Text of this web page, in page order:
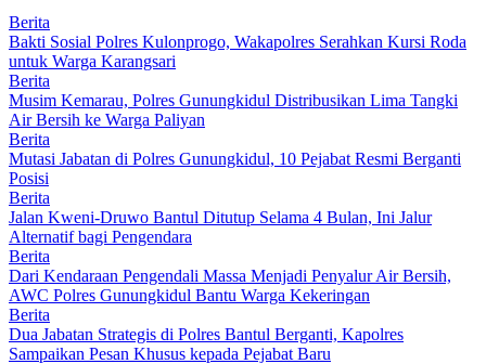
Berita
Bakti Sosial Polres Kulonprogo, Wakapolres Serahkan Kursi Roda
untuk Warga Karangsari
Berita
Musim Kemarau, Polres Gunungkidul Distribusikan Lima Tangki
Air Bersih ke Warga Paliyan
Berita
Mutasi Jabatan di Polres Gunungkidul, 10 Pejabat Resmi Berganti
Posisi
Berita
Jalan Kweni-Druwo Bantul Ditutup Selama 4 Bulan, Ini Jalur
Alternatif bagi Pengendara
Berita
Dari Kendaraan Pengendali Massa Menjadi Penyalur Air Bersih,
AWC Polres Gunungkidul Bantu Warga Kekeringan
Berita
Dua Jabatan Strategis di Polres Bantul Berganti, Kapolres
Sampaikan Pesan Khusus kepada Pejabat Baru